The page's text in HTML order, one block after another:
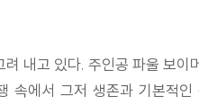
내고 있다. 주인공 파울 보이
속에서 그저 생존과 기본적